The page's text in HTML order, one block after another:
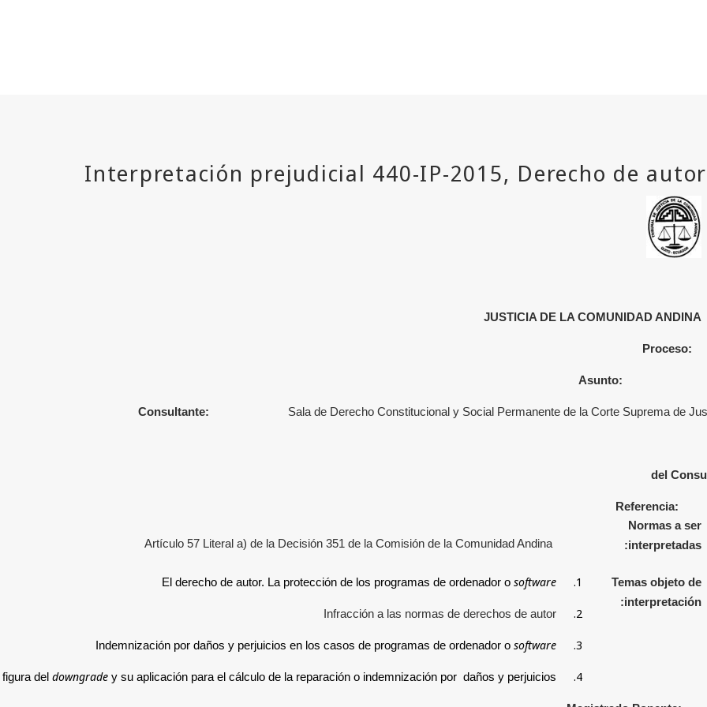
JUSTICIA DE LA COMUNIDAD ANDINA
Proceso:
Asunto:
Consultante: Sala de Derecho Constitucional y Social Permanente de la Corte Suprema de
del
Referencia:
Normas a ser
interpretadas:
Artículo 57 Literal a) de la Decisión 351 de la Comisión de la Comunidad Andina
Temas objeto de
interpretación:
1.
El derecho de autor. La protección de los programas de ordenador o software
2.
Infracción a las normas de derechos de autor
3.
Indemnización por daños y perjuicios en los casos de programas de ordenador o software
4.
del downgrade y su aplicación para el cálculo de la reparación o indemnización por daños y perjuicios